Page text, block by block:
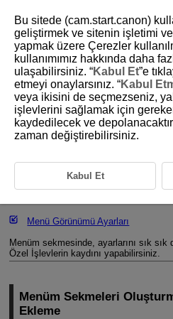
D292-198
Menüm Kaydı
Menüm Sekmeleri Oluşturma ve
Menüm Sekmesi Ayarları
Menü Görünümü Ayarları
Menüm sekmesinde, ayarlarını sık
Özel İşlevlerin kaydını yapabilirsiniz.
Menüm Sekmeleri
Ekleme
Bu sitede (cam.start.canon)
geliştirmek ve sitenin işletimi
yapmak üzere Çerezler
kullanımımız hakkında daha
ulaşabilirsiniz. “Kabul Et”e
etmeyi onaylarsınız. “Kabul
veya ikisini de seçmezseniz,
işlevlerini sağlamak için
kaydedilecek ve
zaman değiştirebilirsiniz.
Kabul Et